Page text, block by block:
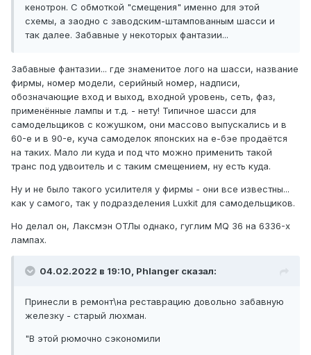
кенотрон. С обмоткой "смещения" именно для этой
схемы, а заодно с заводским-штампованным шасси и
так далее. Забавные у некоторых фантазии...
Забавные фантазии... где знаменитое лого на шасси, название
фирмы, номер модели, серийный номер, надписи,
обозначающие вход и выход, входной уровень, сеть, фаз,
применённые лампы и т.д. - нету! Типичное шасси для
самодельщиков с кожушком, они массово выпускались и в
60-е и в 90-е, куча самоделок японских на е-бэе продаётся
на таких. Мало ли куда и под что можно применить такой
транс под удвоитель и с таким смещением, ну есть куда.
Ну и не было такого усилителя у фирмы - они все известны...
как у самого, так у подразделения Luxkit для самодельщиков.
Но делал он, Лаксмэн ОТЛы однако, гуглим MQ 36 на 6336-х
лампах.
04.02.2022 в 19:10, Phlanger сказал:
Принесли в ремонт\на реставрацию довольно забавную
железку - старый люхман.
"В этой рюмочно сэкономили